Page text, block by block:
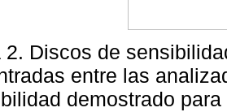
2. Discos de
entre las
demostrado